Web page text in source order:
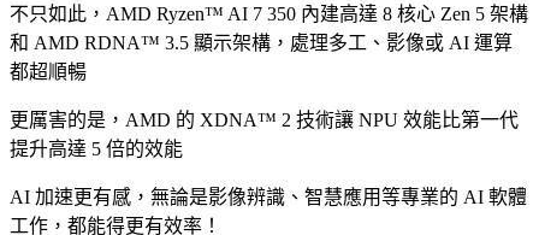
不只如此，AMD Ryzen™ AI 7 350 內建高達 8 核心 Zen 5 架構
和 AMD RDNA™ 3.5 顯示架構，處理多工、影像或 AI 運算
都超順暢
更厲害的是，AMD 的 XDNA™ 2 技術讓 NPU 效能比第一代
提升高達 5 倍的效能
AI 加速更有感，無論是影像辨識、智慧應用等專業的 AI 軟體
工作，都能得更有效率！